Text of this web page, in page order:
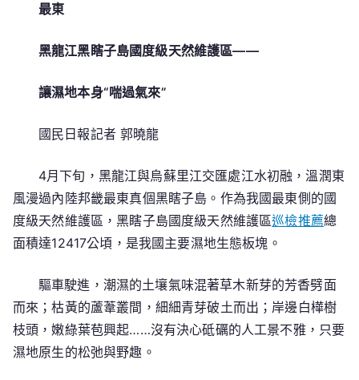
最東
黑龍江黑瞎子島國度級天然維護區——
讓濕地本身“喘過氣來”
國民日報記者 郭曉龍
4月下旬，黑龍江與烏蘇里江交匯處江水初融，溫潤東
風漫過內陸邦畿最東真個黑瞎子島。作為我國最東側的國
度級天然維護區，黑瞎子島國度級天然維護區巡檢推薦總
面積達12417公頃，是我國主要濕地生態板塊。
驅車駛進，潮濕的土壤氣味混著草木新芽的芳香劈面
而來；枯黃的蘆葦叢間，細細青芽破土而出；岸邊白樺樹
枝頭，嫩綠葉苞興起……沒有決心砥礪的人工景不雅，只要
濕地原生的松弛與野趣。